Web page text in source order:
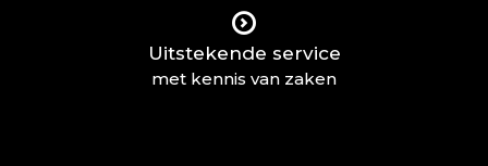
Uitstekende service
met kennis van zaken